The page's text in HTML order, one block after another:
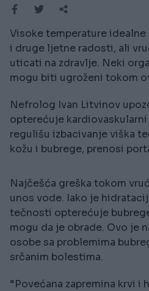
Visoke temperature idealne
i druge ljetne radosti, ali
uticati na zdravlje. Neki
mogu biti ugroženi tokom
Nefrolog Ivan Litvinov
opterećuje
regulišu izbacivanje viška
kožu i bubrege, prenosi
Najčešća greška tokom
unos vode. Iako je
tečnosti opterećuje
mogu da je obrade. Ovo je
osobe sa problemima
srčanim bolestima.
“Povećana zapremina krvi i